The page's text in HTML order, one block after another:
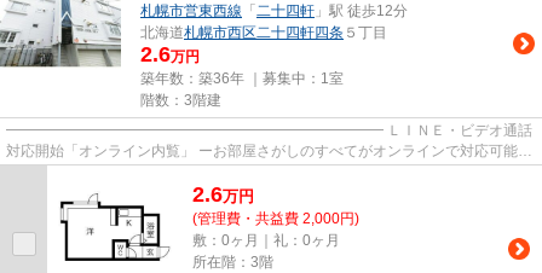
札幌市営東西線 「 二十四軒 」駅 徒歩12分
北海道札幌市西区二十四軒四条 ５丁目
2.6万円
築年数：築36年 ｜募集中： 1室
階数：3階建
━━━━━━━━━━━━━━━━━━━━━━━━━━ ＬＩＮＥ・ビデオ通話
対応開始「オンライン内覧」 ーお部屋さがしのすべてがオンラインで対応可能ー
2.6万円
(管理費・共益費 2,000円)
敷：0ヶ月｜礼：0ヶ月
所在階：3階